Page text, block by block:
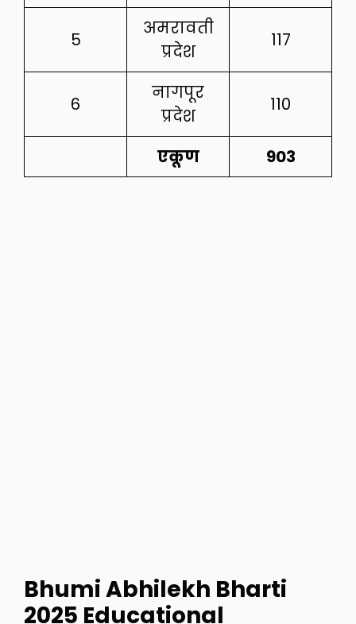
5
अमरावती
प्रदेश
117
6
नागपूर
प्रदेश
110
एकूण 903
Bhumi Abhilekh Bharti
2025 Educational